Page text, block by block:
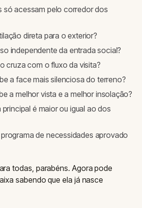
só acessam pelo corredor dos
direta para o exterior?
independente da entrada social?
cruza com o fluxo da visita?
a face mais silenciosa do terreno?
a melhor vista e a melhor insolação?
é maior ou igual ao dos
de necessidades aprovado
todas, parabéns. Agora pode
sabendo que ela já nasce